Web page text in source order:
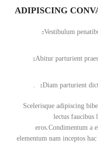
ADIPISCING
Vestibulum
Abitur parturient
Diam parturient
Scelerisque adipiscing
lectus faucibus
eros.Condimentum a
elementum nam inceptos